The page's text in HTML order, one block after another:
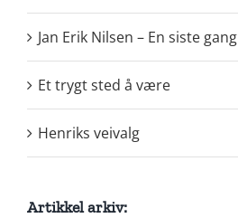
Jan Erik Nilsen – En siste gang
Et trygt sted å være
Henriks veivalg
Artikkel arkiv: